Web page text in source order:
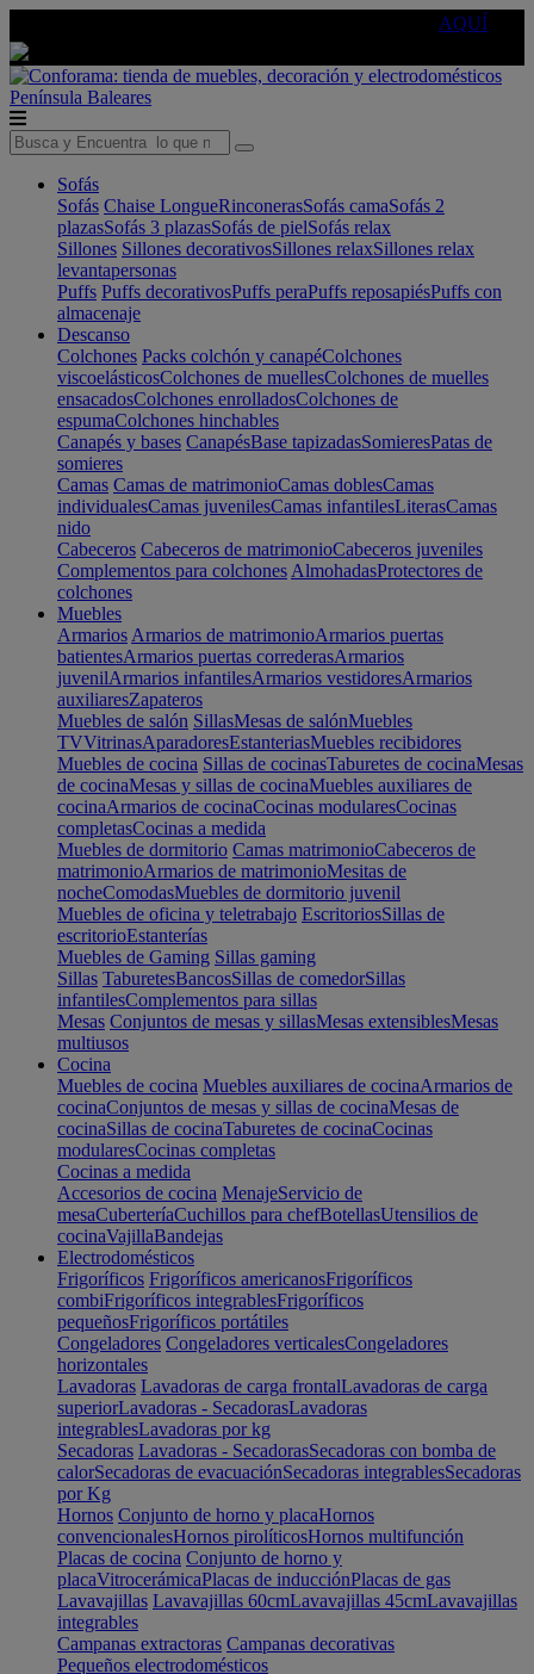
AQUÍ
Península Baleares
Sofás
Sofás Chaise LongueRinconerasSofás camaSofás 2
plazasSofás 3 plazasSofás de pielSofás relax
Sillones Sillones decorativosSillones relaxSillones relax
levantapersonas
Puffs Puffs decorativosPuffs peraPuffs reposapiésPuffs con
almacenaje
Descanso
Colchones Packs colchón y canapéColchones
viscoelásticosColchones de muellesColchones de muelles
ensacadosColchones enrolladosColchones de
espumaColchones hinchables
Canapés y bases CanapésBase tapizadasSomieresPatas de
somieres
Camas Camas de matrimonioCamas doblesCamas
individualesCamas juvenilesCamas infantilesLiterasCamas
nido
Cabeceros Cabeceros de matrimonioCabeceros juveniles
Complementos para colchones AlmohadasProtectores de
colchones
Muebles
Armarios Armarios de matrimonioArmarios puertas
batientesArmarios puertas correderasArmarios
juvenilArmarios infantilesArmarios vestidoresArmarios
auxiliaresZapateros
Muebles de salón SillasMesas de salónMuebles
TVVitrinasAparadoresEstanteriasMuebles recibidores
Muebles de cocina Sillas de cocinasTaburetes de cocinaMesas
de cocinaMesas y sillas de cocinaMuebles auxiliares de
cocinaArmarios de cocinaCocinas modularesCocinas
completasCocinas a medida
Muebles de dormitorio Camas matrimonioCabeceros de
matrimonioArmarios de matrimonioMesitas de
nocheComodasMuebles de dormitorio juvenil
Muebles de oficina y teletrabajo EscritoriosSillas de
escritorioEstanterías
Muebles de Gaming Sillas gaming
Sillas TaburetesBancosSillas de comedorSillas
infantilesComplementos para sillas
Mesas Conjuntos de mesas y sillasMesas extensiblesMesas
multiusos
Cocina
Muebles de cocina Muebles auxiliares de cocinaArmarios de
cocinaConjuntos de mesas y sillas de cocinaMesas de
cocinaSillas de cocinaTaburetes de cocinaCocinas
modularesCocinas completas
Cocinas a medida
Accesorios de cocina MenajeServicio de
mesaCuberteríaCuchillos para chefBotellasUtensilios de
cocinaVajillaBandejas
Electrodomésticos
Frigoríficos Frigoríficos americanosFrigoríficos
combiFrigoríficos integrablesFrigoríficos
pequeñosFrigoríficos portátiles
Congeladores Congeladores verticalesCongeladores
horizontales
Lavadoras Lavadoras de carga frontalLavadoras de carga
superiorLavadoras - SecadorasLavadoras
integrablesLavadoras por kg
Secadoras Lavadoras - SecadorasSecadoras con bomba de
calorSecadoras de evacuaciónSecadoras integrablesSecadoras
por Kg
Hornos Conjunto de horno y placaHornos
convencionalesHornos pirolíticosHornos multifunción
Placas de cocina Conjunto de horno y
placaVitrocerámicaPlacas de inducciónPlacas de gas
Lavavajillas Lavavajillas 60cmLavavajillas 45cmLavavajillas
integrables
Campanas extractoras Campanas decorativas
Pequeños electrodomésticos